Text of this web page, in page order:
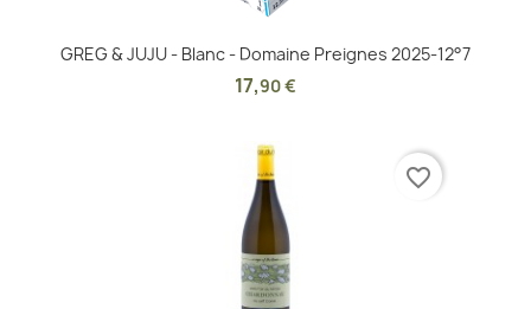
GREG & JUJU - Blanc - Domaine Preignes 2025-12°7
17,90 €
favorite_border